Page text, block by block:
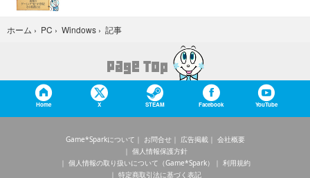
ホーム › PC › Windows › 記事
Home X STEAM Facebook YouTube
Game*Sparkについて お問合せ 広告掲載
会社概要
個人情報保護方針
個人情報の取り扱いについて（Game*Spark）
利用規約
特定商取引法に基づく表記